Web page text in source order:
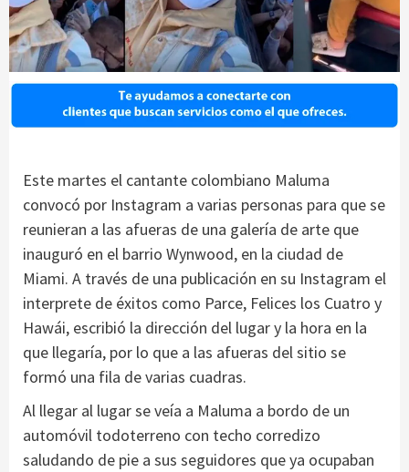
Este martes el cantante colombiano Maluma
convocó por Instagram a varias personas para que se
reunieran a las afueras de una galería de arte que
inauguró en el barrio Wynwood, en la ciudad de
Miami. A través de una publicación en su Instagram el
interprete de éxitos como Parce, Felices los Cuatro y
Hawái, escribió la dirección del lugar y la hora en la
que llegaría, por lo que a las afueras del sitio se
formó una fila de varias cuadras.
Al llegar al lugar se veía a Maluma a bordo de un
automóvil todoterreno con techo corredizo
saludando de pie a sus seguidores que ya ocupaban